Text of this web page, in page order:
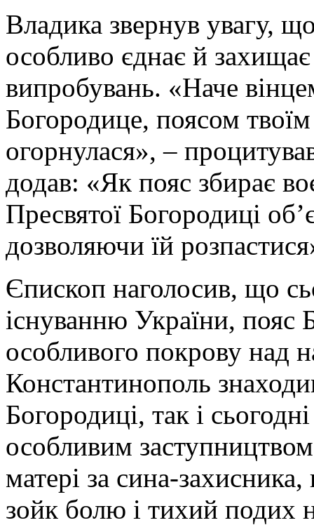
Владика звернув увагу,
особливо єднає й
випробувань. «Наче
Богородице, поясом
огорнулася», –
додав: «Як пояс збирає
Пресвятої Богородиці
дозволяючи їй
Єпископ наголосив, що
існуванню України, пояс
особливого покрову над
Константинополь
Богородиці, так і
особливим
матері за сина-
зойк болю і тихий подих